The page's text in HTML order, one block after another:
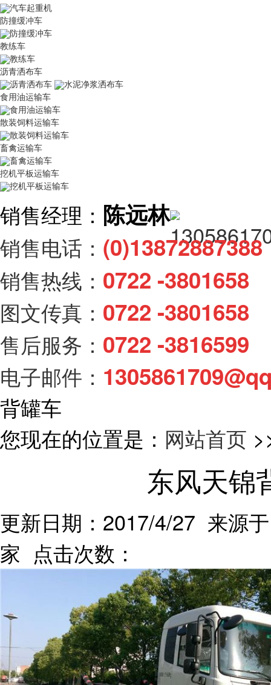
汽车起重机
防撞缓冲车
防撞缓冲车
教练车
教练车
沥青洒布车
沥青洒布车
水泥净浆洒布车
食用油运输车
食用油运输车
散装饲料运输车
散装饲料运输车
畜禽运输车
畜禽运输车
挖机平板运输车
挖机平板运输车
销售经理： 陈远林
销售电话：
销售热线： 0722 -3801658
图文传真： 0722 -3801658
售后服务： 0722 -3816599
电子邮件：
背罐车
您现在的位置是： 网站首页
东风天锦
更新日期：2017/4/27 来源
家 点击次数：